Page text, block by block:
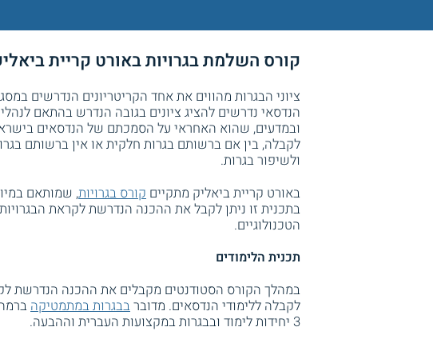
קורס השלמת בגרויות באורט קריית
ציוני הבגרות מהווים את אחד הקריטריונים הנדרשים
הנדסאי נדרשים להציג ציונים בגובה הנדרש בהתאם
ובמדעים, שהוא האחראי על הסמכתם של הנדסאים
לקבלה, בין אם ברשותם בגרות חלקית או אין ברשותם
ולשיפור בגרות.
באורט קריית ביאליק מתקיים קורס בגרויות, שמותאם
בתכנית זו ניתן לקבל את ההכנה הנדרשת לקראת
הטכנולוגיים.
תכנית הלימודים
במהלך הקורס הסטודנטים מקבלים את ההכנה הנדרשת
לקבלה ללימודי הנדסאים. מדוברבבגרות במתמטיקה ברמה של 3
3 יחידות לימוד ובבגרות במקצועות העברית וההבעה.